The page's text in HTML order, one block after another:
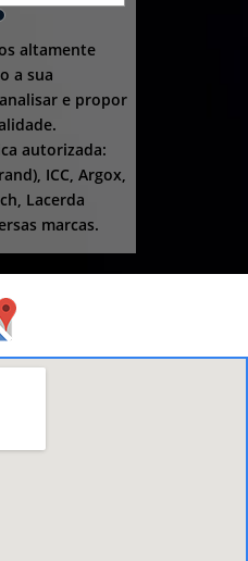
altamente
a sua
e propor
autorizada:
ICC, Argox,
Lacerda
marcas.